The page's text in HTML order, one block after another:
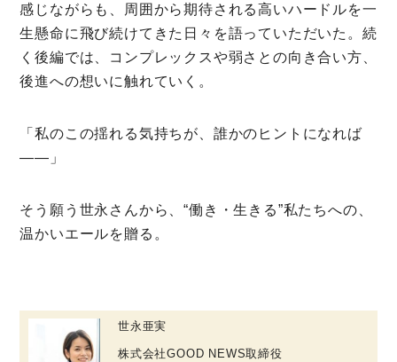
感じながらも、周囲から期待される高いハードルを一
生懸命に飛び続けてきた日々を語っていただいた。続
く後編では、コンプレックスや弱さとの向き合い方、
後進への想いに触れていく。
「私のこの揺れる気持ちが、誰かのヒントになれば
――」
そう願う世永さんから、“働き・生きる”私たちへの、
温かいエールを贈る。
世永亜実
株式会社GOOD NEWS取締役